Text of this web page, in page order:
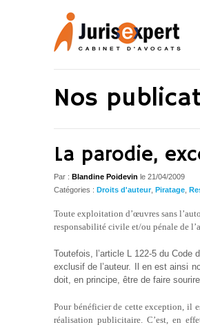
Nos
La parodie,
Par : Blandine Poidevin le 21/04/2009
Catégories : Droits d'auteur, Piratage
Toute exploitation d’œuvres sans
responsabilité civile et/ou pénale de
Toutefois, l’article L 122-5 du
exclusif de l’auteur. Il en est ainsi
doit, en principe, être de faire
Pour bénéficier de cette exception, il
réalisation publicitaire. C’est, en